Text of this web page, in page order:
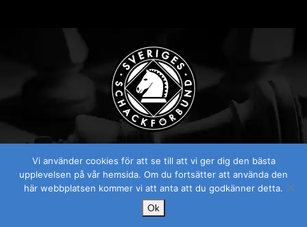
Vi använder cookies för att se till att vi ger dig den bästa
upplevelsen på vår hemsida. Om du fortsätter att använda den
här webbplatsen kommer vi att anta att du godkänner detta.
Ok